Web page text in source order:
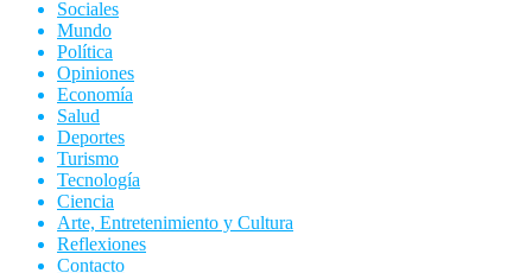
Sociales
Mundo
Política
Opiniones
Economía
Salud
Deportes
Turismo
Tecnología
Ciencia
Arte, Entretenimiento y Cultura
Reflexiones
Contacto